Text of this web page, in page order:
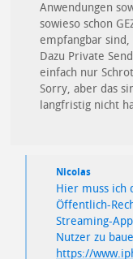
Anwendungen
sowieso schon
empfangbar
Dazu Private
einfach nur
Sorry, aber das
langfristig nicht
Nicolas
Hier muss ich
Öffentlich-
Streaming-
Nutzer zu
https://